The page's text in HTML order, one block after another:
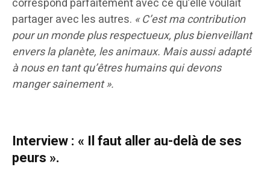
correspond parfaitement avec ce qu’elle voulait
partager avec les autres. « C’est ma contribution
pour un monde plus respectueux, plus bienveillant
envers la planète, les animaux. Mais aussi adapté
à nous en tant qu’êtres humains qui devons
manger sainement ».
Interview : « Il faut aller au-delà de ses
peurs ».